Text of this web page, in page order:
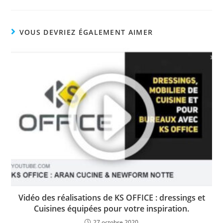
VOUS DEVRIEZ ÉGALEMENT AIMER
Vidéo des réalisations de KS OFFICE : dressings et
Cuisines équipées pour votre inspiration.